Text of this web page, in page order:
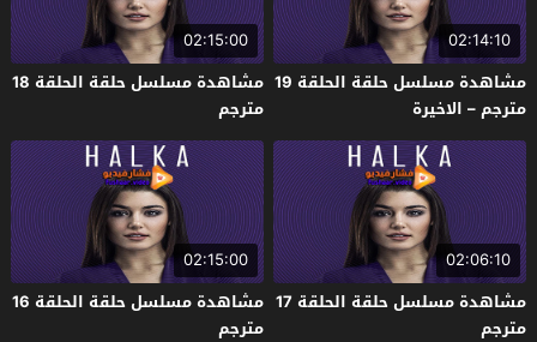
02:14:10
مشاهدة مسلسل حلقة الحلقة 19
مترجم – الاخيرة
02:15:00
مشاهدة مسلسل حلقة الحلقة 18
مترجم
02:06:10
مشاهدة مسلسل حلقة الحلقة 17
مترجم
02:15:00
مشاهدة مسلسل حلقة الحلقة 16
مترجم